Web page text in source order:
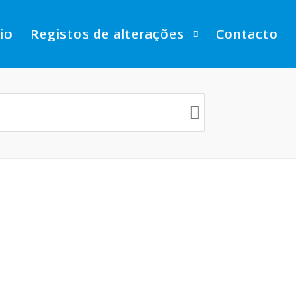
Registos de alterações Contacto